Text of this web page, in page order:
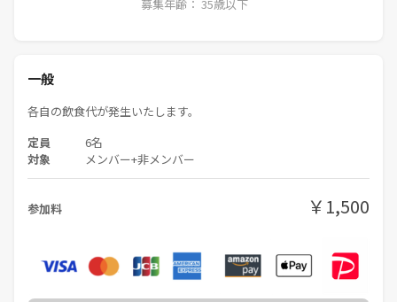
個人への暴言、侮辱、人格否定
相手を萎縮させることを目的とした発言や態度
人種、性別、宗教、思想、性的指向、障害、学歴、職業等に関する差
別・排除・蔑視的発言
ただし、テーマに基づく概念・制度・社会構造に関する議論そのものを
個人情報の暴露・共有
録音、録画、撮影、配信
募集年齢： 35歳以下
一般
各自の飲食代が発生いたします。
定員 6名
対象 メンバー+非メンバー
参加料 ￥1,500